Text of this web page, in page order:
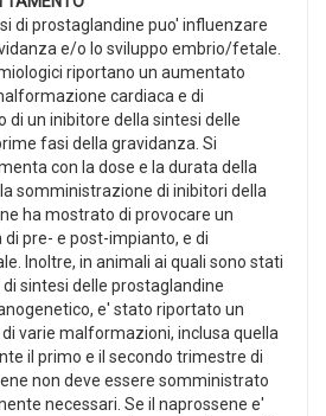
di prostaglandine puo' influenzare
e/o lo sviluppo embrio/fetale.
riportano un aumentato
cardiaca e di
di un inibitore della sintesi delle
fasi della gravidanza. Si
con la dose e la durata della
somministrazione di inibitori della
ha mostrato di provocare un
pre- e post-impianto, e di
Inoltre, in animali ai quali sono stati
sintesi delle prostaglandine
e' stato riportato un
varie malformazioni, inclusa quella
il primo e il secondo trimestre di
non deve essere somministrato
necessari. Se il naprossene e'